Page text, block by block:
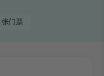
张门票